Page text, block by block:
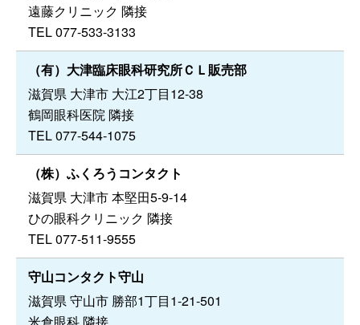
遠藤クリニック 隣接
TEL 077-533-3133
（有）大津臨床眼科研究所ＣＬ販売部
滋賀県 大津市 大江2丁目12-38
鶴岡眼科医院 隣接
TEL 077-544-1075
（株）ふくろうコンタクト
滋賀県 大津市 本堅田5-9-14
ひの眼科クリニック 隣接
TEL 077-511-9555
守山コンタクト守山
滋賀県 守山市 勝部1丁目1-21-501